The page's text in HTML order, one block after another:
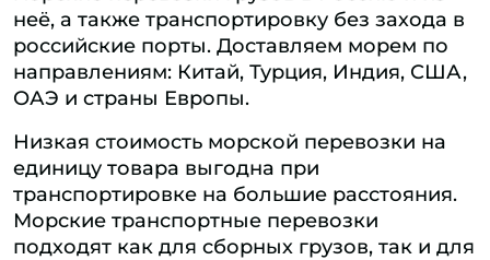
неё, а также транспортировку без захода в
российские порты. Доставляем морем по
направлениям: Китай, Турция, Индия, США,
ОАЭ и страны Европы.
Низкая стоимость морской перевозки на
единицу товара выгодна при
транспортировке на большие расстояния.
Морские транспортные перевозки
подходят как для сборных грузов, так и для